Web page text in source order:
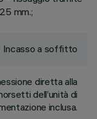
mm.;
Incasso a soffitto
diretta alla
dell’unità di
inclusa.